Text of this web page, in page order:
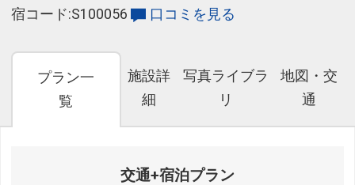
宿コード:S100056
口コミを見る
プラン一
覧
施設詳
細
写真ライブラ
リ
地図・交
通
交通+宿泊プラン